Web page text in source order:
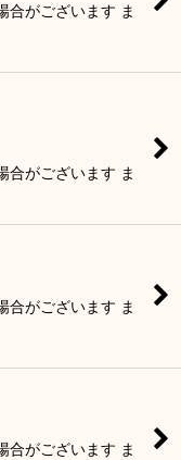
合がございます ま
合がございます ま
合がございます ま
合がございます ま